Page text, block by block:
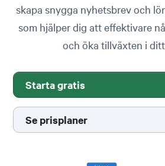
skapa snygga nyhetsbrev och
som hjälper dig att effektivare
och öka tillväxten i
Starta gratis
Se prisplaner